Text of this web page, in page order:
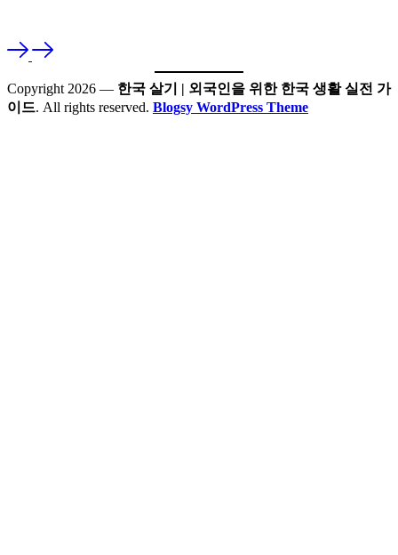
Copyright 2026 — 한국 살기 | 외국인을 위한 한국 생활 실전 가
이드. All rights reserved. Blogsy WordPress Theme